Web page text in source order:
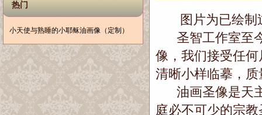
热门
小天使与熟睡的小耶稣油画像（定制）
图片为已绘制
圣智工作室至今
像，我们接受任
清晰小样临摹，质
油画圣像是天主
庭必不可少的宗